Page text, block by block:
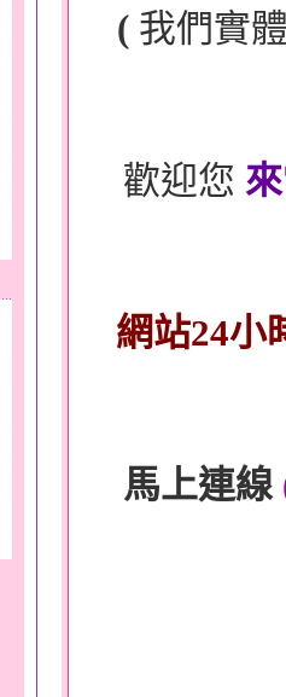
( 我們實
歡迎您
網站24小
馬上連線